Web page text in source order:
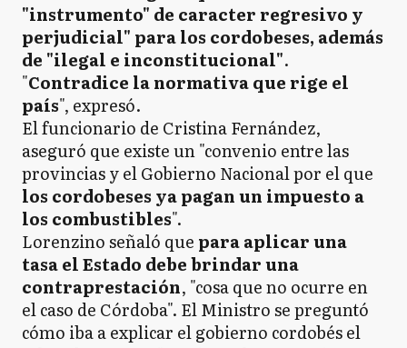
"instrumento" de caracter regresivo y
perjudicial" para los cordobeses, además
de "ilegal e inconstitucional".
"Contradice la normativa que rige el
país", expresó.
El funcionario de Cristina Fernández,
aseguró que existe un "convenio entre las
provincias y el Gobierno Nacional por el que
los cordobeses ya pagan un impuesto a
los combustibles".
Lorenzino señaló que para aplicar una
tasa el Estado debe brindar una
contraprestación, "cosa que no ocurre en
el caso de Córdoba". El Ministro se preguntó
cómo iba a explicar el gobierno cordobés el